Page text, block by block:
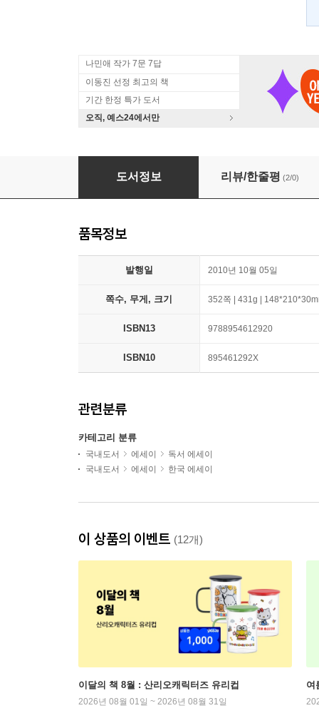
나민애 작가 7문 7답
이동진 선정 최고의 책
기간 한정 특가 도서
오직, 예스24에서만
YES24 블로그 축제 수상자 서른일곱 명의 내
도서정보 리뷰/한줄평 (2/0)
품목정보
발행일 2010년 10월 05일
쪽수, 무게, 크기 352쪽 | 431g |
ISBN13 9788954612920
ISBN10 895461292X
관련분류
카테고리 분류
국내도서 에세이
독서 에세이
국내도서
에세이 한국 에세이
이 상품의 이벤트 (12개)
이달의 책 8월 : 산리오캐릭터즈 유리컵
2026년 08월 01일 ~ 2026년 08월 31일
여